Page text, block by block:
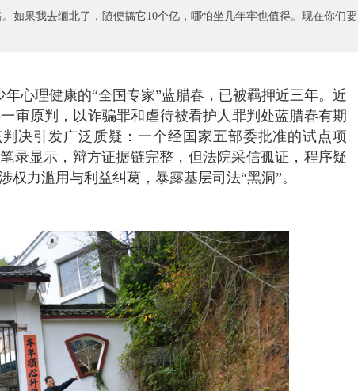
如果我去缅北了，随便搞它10个亿，哪怕坐几年牢也值得。现在你们要
心理健康的“全国专家”蓝腊春，已被羁押近三年。近
审原判，以诈骗罪和虐待被看护人罪判处蓝腊春有期
决引发广泛质疑：一个经国家五部委批准的试点项
录显示，辩方证据链完整，但法院采信孤证，程序疑
力滥用与利益纠葛，暴露基层司法“黑洞”。